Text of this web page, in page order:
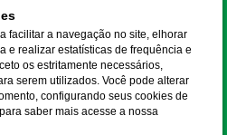
Indícios de Ilicitudes
facilitar a navegação no site, elhorar
e realizar estatísticas de frequência e
os estritamente necessários,
serem utilizados. Você pode alterar
configurando seus cookies de
saber mais acesse a nossa